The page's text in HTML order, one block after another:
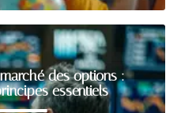
des options :
essentiels